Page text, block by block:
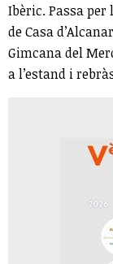
Ibèric. Passa per
de Casa
Gimcana del
a l’estand i